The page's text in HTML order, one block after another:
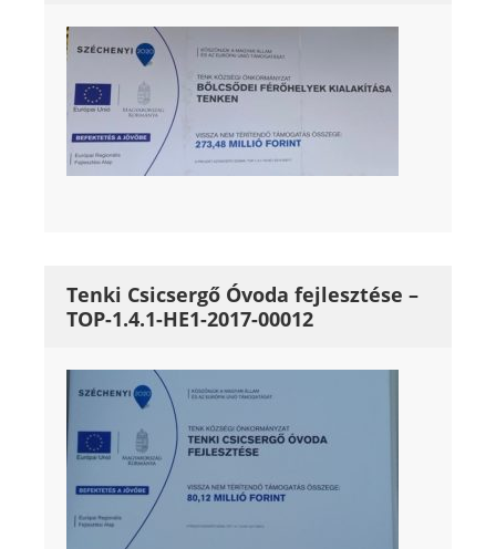
Tenki Csicsergő Óvoda fejlesztése –
TOP-1.4.1-HE1-2017-00012